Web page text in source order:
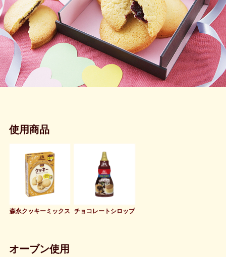
使用商品
森永クッキーミックス チョコレートシロップ
オーブン使用